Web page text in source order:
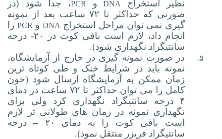
نظیر استخراج
DNAو PCR، جدا شود (در
صورتی که حداکثر تا ۷۲ ساعت بعد از نمونه
گیری نمی توان مراحل استخراج DNA و PCR را
انجام داد، لازم است بافی کوت در ۲۰- درجه
سانتیگراد نگهداری شود).
۵.
در صورت نمونه گیری در خارج از آزمایشگاه،
نمونه باید در شرایط خنک و طی کوتاه ترین
زمان ممکن به آزمایشگاه ارسال شود (خون
کامل را می توان حداکثر تا ۷۲ ساعت در دمای
۴ درجه سانتیگراد نگهداری کرد ولی برای
نگهداری نمونه در زمان های طولانی تر لازم
است بافی کوت را به دمای ۲۰ –درجه
سانتیگراد فریزر منتقل نمود).